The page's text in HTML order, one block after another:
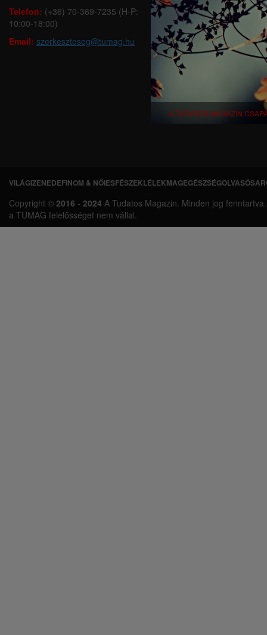
Telefon: (+36) 70-369-7235 (H-P:
10:00-18:00)
Email: szerkesztoseg@tumag.hu
A TUDATOS MAGAZIN
L
á
VILÁGIZENEDEFINOM & NŐIESFÉSZEKLÉLEKMAGEGÉSZSÉG
Copyright © 2016 - 2024 A Tudatos Magazin. Minden jog
a TUMAG felelősséget nem vállal.